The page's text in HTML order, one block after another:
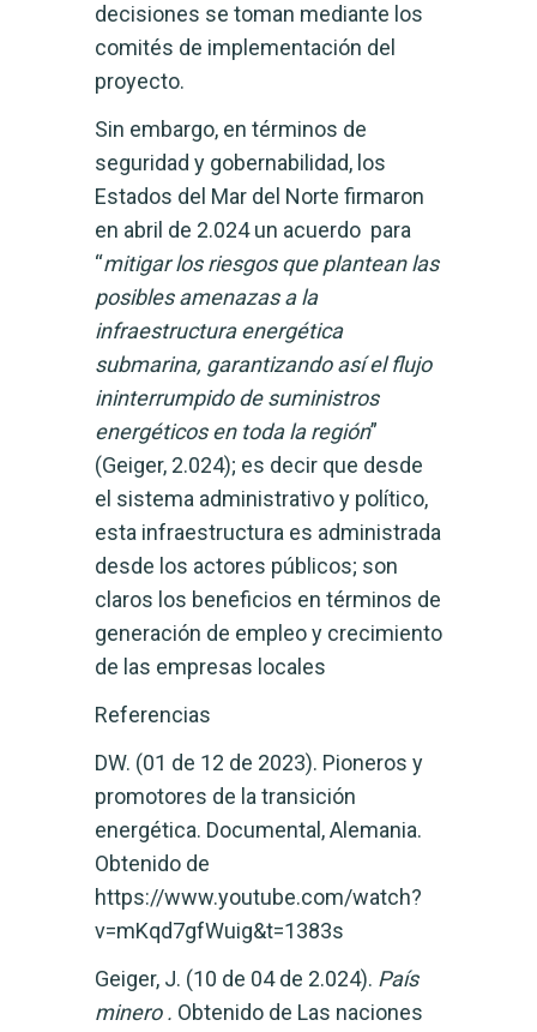
decisiones se toman mediante los
comités de implementación del
proyecto.
Sin embargo, en términos de
seguridad y gobernabilidad, los
Estados del Mar del Norte firmaron
en abril de 2.024 un acuerdo para
“mitigar los riesgos que plantean las
posibles amenazas a la
infraestructura energética
submarina, garantizando así el flujo
ininterrumpido de suministros
energéticos en toda la región” ​
(Geiger, 2.024)​; es decir que desde
el sistema administrativo y político,
esta infraestructura es administrada
desde los actores públicos; son
claros los beneficios en términos de
generación de empleo y crecimiento
de las empresas locales
​​Referencias
​​DW. (01 de 12 de 2023). Pioneros y
promotores de la transición
energética. Documental, Alemania.
Obtenido de
https://www.youtube.com/watch?
v=mKqd7gfWuig&t=1383s
​Geiger, J. (10 de 04 de 2.024). País
minero . Obtenido de Las naciones